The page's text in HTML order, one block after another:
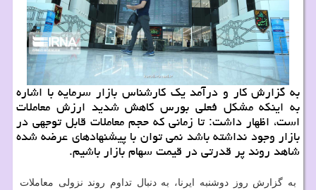
به گزارش کار و درآمد یک کارشناس بازار سرمایه با اشاره
به اینکه مشکل فعلی بورس کاهش شدید ارزش معاملات
است، اظهار داشت: تا زمانی که حجم معاملات قابل توجهی در
بازار وجود نداشته باشد نمی توان با پیشنهادهای عرضه شده
شاهد روند پر قدرتی در قیمت سهام بازار باشیم.
به گزارش روز دوشنبه ایرنا، به دنبال تداوم روند نزولی معاملات